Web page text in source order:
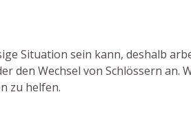
Situation sein kann, deshalb
den Wechsel von Schlössern
zu helfen.